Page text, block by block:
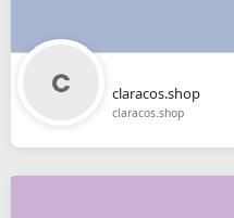
claracos.shop
claracos.shop